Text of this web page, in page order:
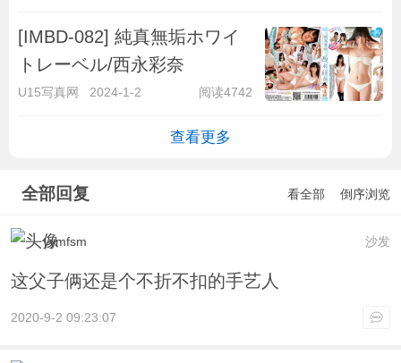
[IMBD-082] 純真無垢ホワイ
トレーベル/西永彩奈
U15写真网 2024-1-2 阅读4742
查看更多
全部回复 看全部 倒序浏览
沙发
yymfsm
这父子俩还是个不折不扣的手艺人
2020-9-2 09:23:07